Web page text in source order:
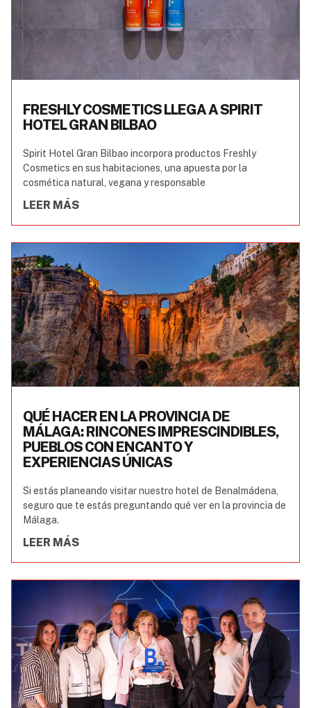
FRESHLY COSMETICS LLEGA A SPIRIT
HOTEL GRAN BILBAO
Spirit Hotel Gran Bilbao incorpora productos Freshly
Cosmetics en sus habitaciones, una apuesta por la
cosmética natural, vegana y responsable
LEER MÁS
QUÉ HACER EN LA PROVINCIA DE
MÁLAGA: RINCONES IMPRESCINDIBLES,
PUEBLOS CON ENCANTO Y
EXPERIENCIAS ÚNICAS
Si estás planeando visitar nuestro hotel de Benalmádena,
seguro que te estás preguntando qué ver en la provincia de
Málaga.
LEER MÁS